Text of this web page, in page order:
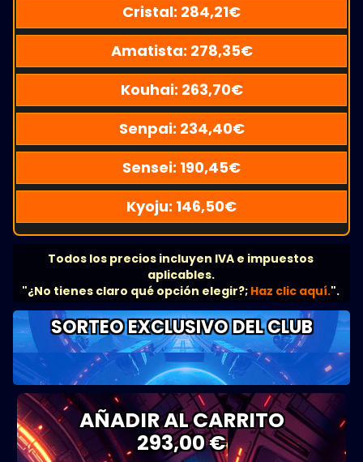
Cristal: 284,21€
Amatista: 278,35€
Kouhai: 263,70€
Senpai: 234,40€
Sensei: 190,45€
Kyoju: 146,50€
Todos los precios incluyen IVA e impuestos
aplicables.
"¿No tienes claro qué opción elegir?; Haz clic aquí.".
SORTEO EXCLUSIVO DEL CLUB
AÑADIR AL CARRITO
293,00 €